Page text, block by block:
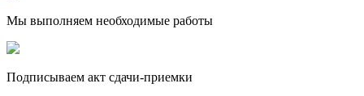
Мы выполняем необходимые работы
Подписываем акт сдачи-приемки